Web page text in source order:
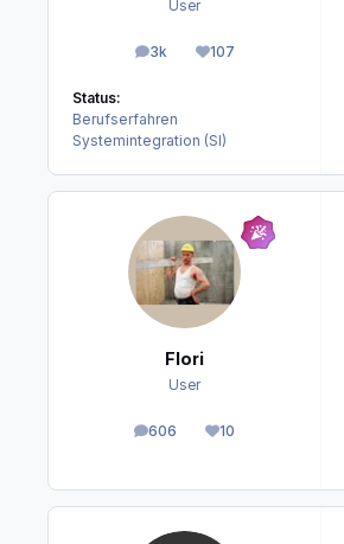
User
3k
Beiträge107
Reputation
Status:
Berufserfahren
Systemintegration (SI)
Flori
User
606
Beiträge 10
Reputation